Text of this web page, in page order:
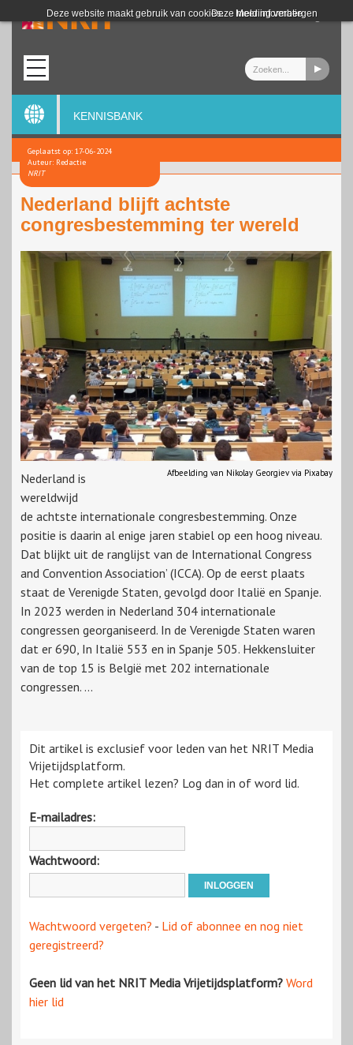
Deze website maakt gebruik van cookies. Meer informatie
Deze melding verbergen
Login
KENNISBANK
Geplaatst op: 17-06-2024
Auteur: Redactie
NRIT
Nederland blijft achtste
congresbestemming ter wereld
Afbeelding van Nikolay Georgiev via Pixabay
Nederland is
wereldwijd
de achtste internationale congresbestemming. Onze
positie is daarin al enige jaren stabiel op een hoog niveau.
Dat blijkt uit de ranglijst van de International Congress
and Convention Association’ (ICCA). Op de eerst plaats
staat de Verenigde Staten, gevolgd door Italië en Spanje.
In 2023 werden in Nederland 304 internationale
congressen georganiseerd. In de Verenigde Staten waren
dat er 690, In Italië 553 en in Spanje 505. Hekkensluiter
van de top 15 is België met 202 internationale
congressen. ...
Dit artikel is exclusief voor leden van het NRIT Media
Vrijetijdsplatform.
Het complete artikel lezen? Log dan in of word lid.
E-mailadres:
Wachtwoord:
Wachtwoord vergeten? - Lid of abonnee en nog niet
geregistreerd?
Geen lid van het NRIT Media Vrijetijdsplatform? Word
hier lid